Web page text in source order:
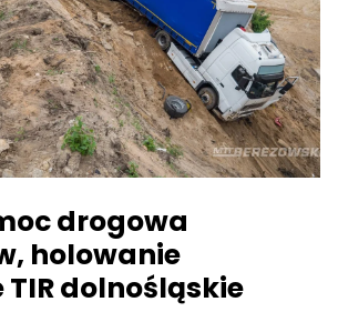
drogowa
holowanie
TIR dolnośląskie